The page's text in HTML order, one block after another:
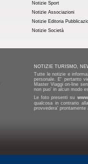
Notizie Sport
Notizie Associazioni
Notizie Editoria
Notizie Società
NOTIZIE TURISMO,
Tutte le notizie e
personale. E' pertanto
Master Viaggi on-line
non puo' in alcun modo
Le foto presenti su
qualcosa in contrario
provvedera'